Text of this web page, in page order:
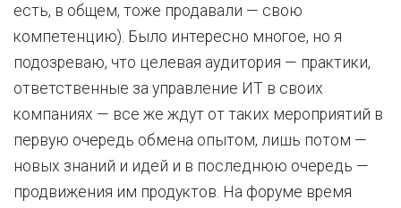
есть, в общем, тоже продавали — свою
компетенцию). Было интересно многое, но я
подозреваю, что целевая аудитория — практики,
ответственные за управление ИТ в своих
компаниях — все же ждут от таких мероприятий в
первую очередь обмена опытом, лишь потом —
новых знаний и идей и в последнюю очередь —
продвижения им продуктов. На форуме время